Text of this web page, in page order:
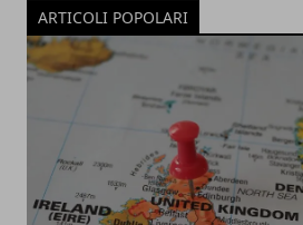
ARTICOLI POPOLARI